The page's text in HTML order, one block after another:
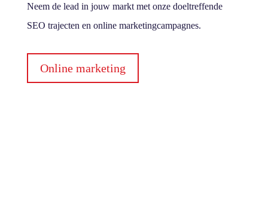
Neem de lead in jouw markt met onze doeltreffende
SEO trajecten en online marketingcampagnes.
Online marketing